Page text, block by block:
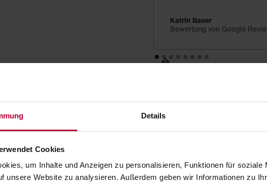
Details
Cookies
um Inhalte und Anzeigen zu personalisieren, Funktionen für soziale
unsere Website zu analysieren. Außerdem geben wir Informationen zu
Katrin Bauer
Bewertung von Google